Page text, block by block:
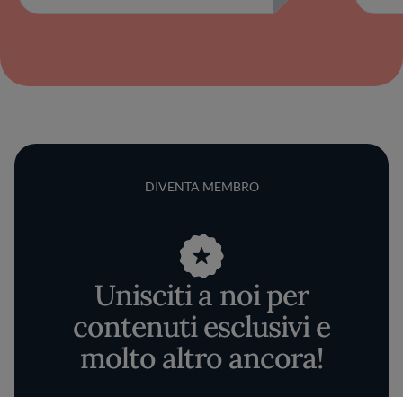
DIVENTA MEMBRO
Unisciti a noi per
contenuti esclusivi e
molto altro ancora!